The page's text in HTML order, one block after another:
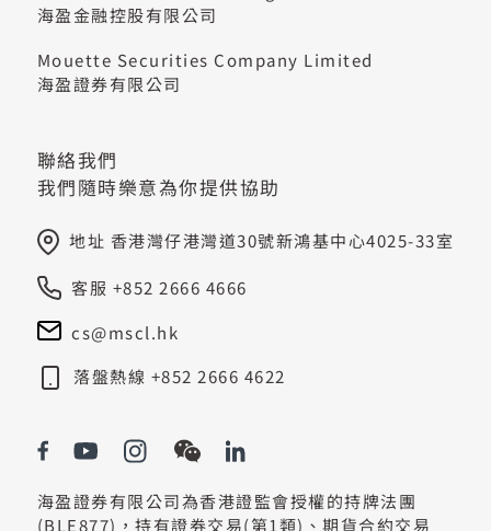
海盈金融控股有限公司
Mouette Securities Company Limited
海盈證券有限公司
聯絡我們
我們隨時樂意為你提供協助
地址 香港灣仔港灣道30號新鴻基中心4025-33室
客服 +852 2666 4666
cs@mscl.hk
落盤熱線 +852 2666 4622
海盈證券有限公司為香港證監會授權的持牌法團
(BLE877)，持有證券交易(第1類)、期貨合約交易